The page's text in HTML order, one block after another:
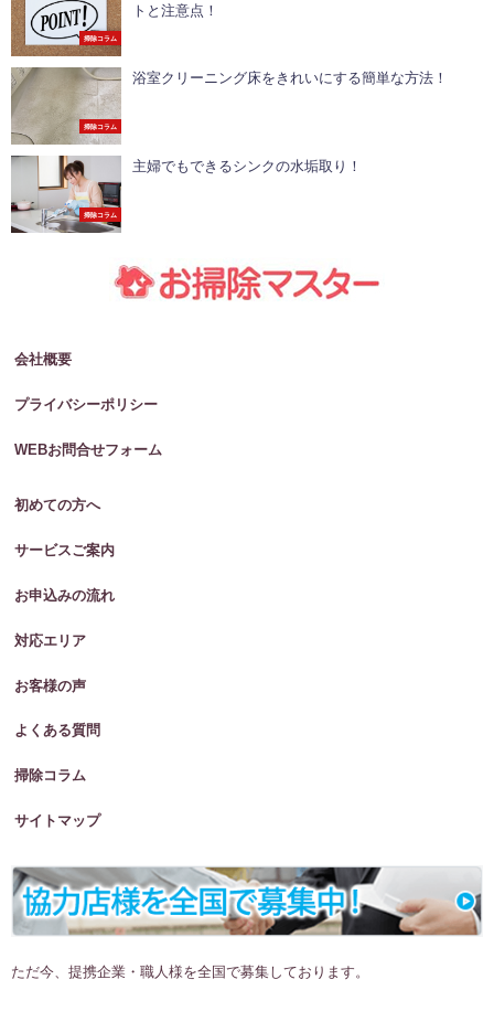
掃除コラム
トと注意点！
掃除コラム
浴室クリーニング床をきれいにする簡単な方法！
掃除コラム
主婦でもできるシンクの水垢取り！
会社概要
プライバシーポリシー
WEBお問合せフォーム
初めての方へ
サービスご案内
お申込みの流れ
対応エリア
お客様の声
よくある質問
掃除コラム
サイトマップ
ただ今、提携企業・職人様を全国で募集しております。